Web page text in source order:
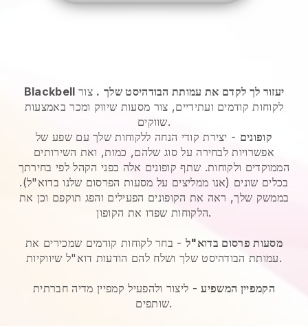
Blackbell יעזור לך לקדם את עמותת הבודהיסט שלך . צור
לקוחות קודמים ועתידיים, צור מסעות שיווק ומכר באמצעות
שווקים.
קופונים - יצירת קודי הנחה ללקוחות שלך עם שפע של
אפשרויות לבחירה על סוג שלהם, כמות, ואת השירותים
הממוקדים ולקוחות. שתף קופונים אלה בפני הקהל לפי בחירתך
בכלים שונים (אנו ממליצים על מסעות הפרסום שלנו בדוא"ל).
בממשק שלך, ראה את הקופונים הפעילים והפג תוקפם וכן את
הלקוחות שפדו את הקופון.
מסעות פרסום בדוא"ל- בחר לקוחות קודמים שמכירים את
עמותת הבודהיסט שלך ושלח להם הודעות דוא"ל שיווקיות.
הקמפיין המשפיע- ליצור ולהפעיל קמפיין מדיה חברתית
שותפים.